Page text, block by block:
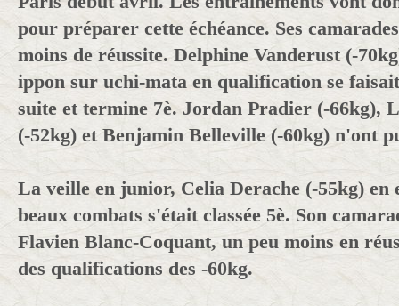
pour préparer cette échéance. Ses
moins de réussite. Delphine Vanderust (-
ippon sur uchi-mata en qualification se
suite et termine 7è. Jordan Pradier (-66kg),
(-52kg) et Benjamin Belleville (-60kg) n'ont
La veille en junior, Celia Derache (-55kg) en
beaux combats s'était classée 5è. Son
Flavien Blanc-Coquant, un peu moins en
des qualifications des -60kg.